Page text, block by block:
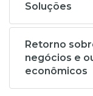
Soluções
Retorno
negócios e
econômicos